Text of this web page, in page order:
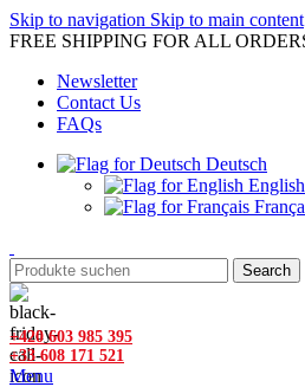
Skip to navigation Skip to main content
FREE SHIPPING FOR ALL
Newsletter
Contact Us
FAQs
Deutsch
English
Search
+420 603 985 395
+33 608 171 521
Menu